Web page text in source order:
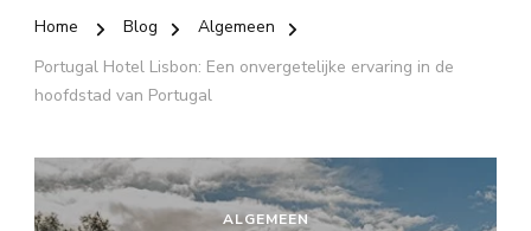
Home Blog
Algemeen
Portugal Hotel Lisbon: Een onvergetelijke ervaring in de
hoofdstad van Portugal
ALGEMEEN